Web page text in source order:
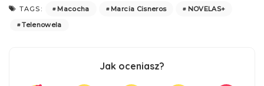
TAGS: Macocha Marcia Cisneros
NOVELAS+
Telenowela
Jak oceniasz?